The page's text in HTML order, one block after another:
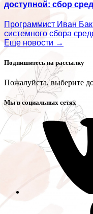
доступной: сбор
Программист Иван
системного сбора
Еще новости →
Подпишитесь на рассылку
Пожалуйста, выберите
Мы в социальных сетях